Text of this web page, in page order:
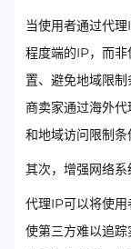
当使用者通过代
程度端的IP，而
置、避免地域限
商卖家通过海外
和地域访问限制条
其次，增强网络系
代理IP可以将使用
使第三方难以追